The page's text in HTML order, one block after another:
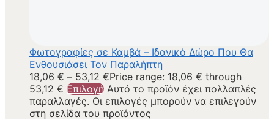
Φωτογραφίες σε Καμβά – Ιδανικό Δώρο Που Θα
Ενθουσιάσει Τον Παραλήπτη
18,06 € – 53,12 €Price range: 18,06 € through
53,12 € Επιλογή Αυτό το προϊόν έχει πολλαπλές
παραλλαγές. Οι επιλογές μπορούν να επιλεγούν
στη σελίδα του προϊόντος